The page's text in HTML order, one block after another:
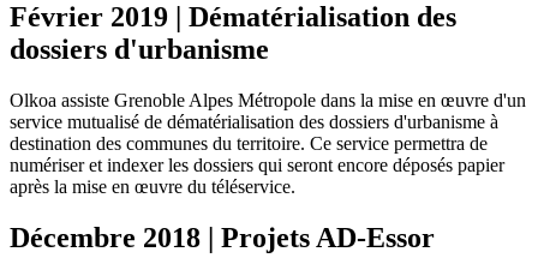
Février 2019 | Dématérialisation des
dossiers d'urbanisme
Olkoa assiste Grenoble Alpes Métropole dans la mise en œuvre d'un
service mutualisé de dématérialisation des dossiers d'urbanisme à
destination des communes du territoire. Ce service permettra de
numériser et indexer les dossiers qui seront encore déposés papier
après la mise en œuvre du téléservice.
Décembre 2018 | Projets AD-Essor